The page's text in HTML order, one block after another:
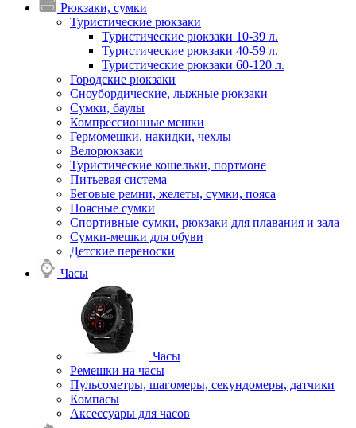
Рюкзаки, сумки
Туристические рюкзаки
Туристические рюкзаки 10-39 л.
Туристические рюкзаки 40-59 л.
Туристические рюкзаки 60-120 л.
Городские рюкзаки
Сноубордические, лыжные рюкзаки
Сумки, баулы
Компрессионные мешки
Гермомешки, накидки, чехлы
Велорюкзаки
Туристические кошельки, портмоне
Питьевая система
Беговые ремни, желеты, сумки, пояса
Поясные сумки
Спортивные сумки, рюкзаки для плавания и зала
Сумки-мешки для обуви
Детские переноски
Часы
Часы
Ремешки на часы
Пульсометры, шагомеры, секундомеры, датчики
Компасы
Аксессуары для часов